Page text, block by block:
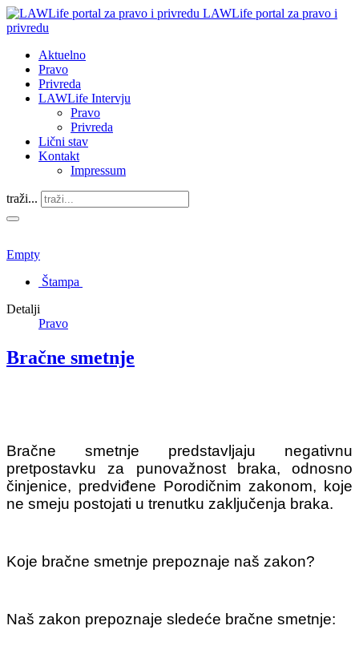
LAWLife portal za pravo i
privredu
Aktuelno
Pravo
Privreda
LAWLife Intervju
Pravo
Privreda
Lični stav
Kontakt
Impressum
traži...
Empty
Štampa
Detalji
Pravo
​Bračne smetnje
Bračne smetnje predstavljaju negativnu
pretpostavku za punovažnost braka, odnosno
činjenice, predviđene Porodičnim zakonom​, koje
ne smeju postojati u trenutku zaključenja braka.
Koje bračne smetnje prepoznaje naš zakon?
Naš zakon prepoznaje sledeće bračne smetnje: